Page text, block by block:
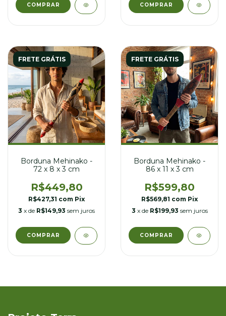
FRETE GRÁTIS
Borduna Mehinako -
72 x 8 x 3 cm
R$449,80
R$427,31 com Pix
3 x de R$149,93 sem juros
FRETE GRÁTIS
Borduna Mehinako -
86 x 11 x 3 cm
R$599,80
R$569,81 com Pix
3 x de R$199,93 sem juros